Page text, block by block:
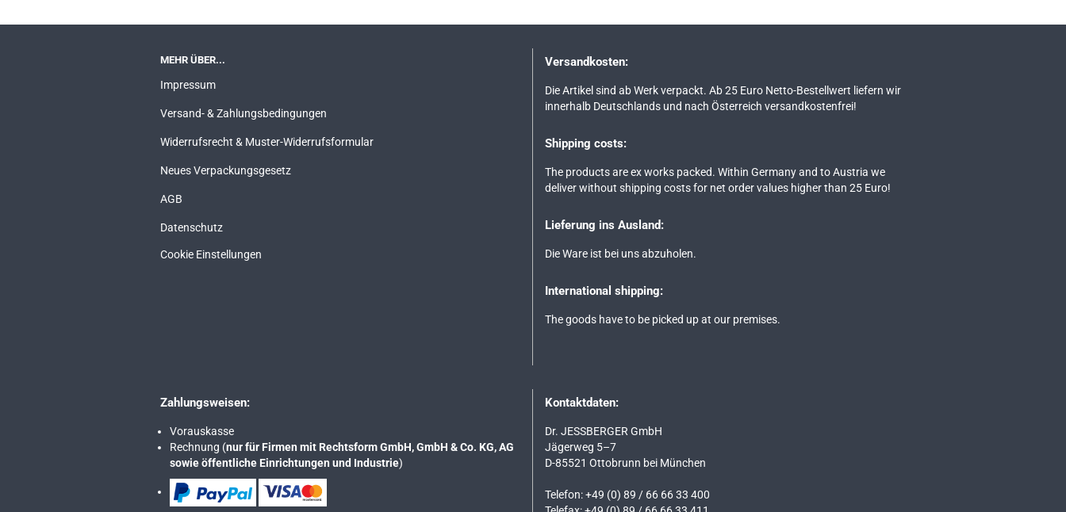
MEHR ÜBER...
Impressum
Versand- & Zahlungsbedingungen
Widerrufsrecht & Muster-Widerrufsformular
Neues Verpackungsgesetz
AGB
Datenschutz
Cookie Einstellungen
Versandkosten:
Die Artikel sind ab Werk verpackt. Ab 25 Euro Netto-Bestellwert liefern wir
innerhalb Deutschlands und nach Österreich versandkostenfrei!
Shipping costs:
The products are ex works packed. Within Germany and to Austria we
deliver without shipping costs for net order values higher than 25 Euro!
Lieferung ins Ausland:
Die Ware ist bei uns abzuholen.
International shipping:
The goods have to be picked up at our premises.
Zahlungsweisen:
Vorauskasse
Rechnung (nur für Firmen mit Rechtsform GmbH, GmbH & Co. KG, AG
sowie öffentliche Einrichtungen und Industrie)
Kontaktdaten:
Dr. JESSBERGER GmbH
Jägerweg 5–7
D-85521 Ottobrunn bei München
Telefon: +49 (0) 89 / 66 66 33 400